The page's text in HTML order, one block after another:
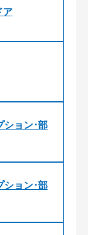
ア
ション･部
ション･部